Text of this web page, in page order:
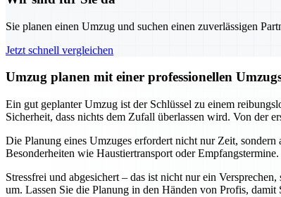
Sie planen einen Umzug und suchen einen zuverlässigen
Jetzt schnell vergleichen
Umzug planen mit einer professionellen
Ein gut geplanter Umzug ist der Schlüssel zu einem
Sicherheit, dass nichts dem Zufall überlassen wird. Von der
Die Planung eines Umzuges erfordert nicht nur Zeit,
Besonderheiten wie Haustiertransport oder
Stressfrei und abgesichert – das ist nicht nur ein
um. Lassen Sie die Planung in den Händen von Profis,